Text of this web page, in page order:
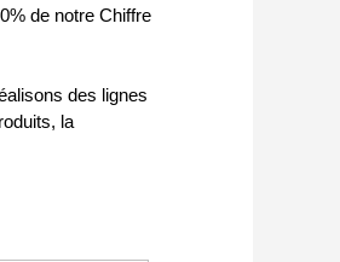
de notre Chiffre
des lignes
la